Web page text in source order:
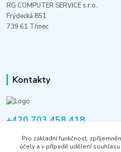
RG COMPUTER SERVICE s.r.o.
Frýdecká 851
739 61 Třinec
Kontakty
+420 703 458 418
informace@rgshop.cz
Pro základní funkčnost,
účely a v případě udělení